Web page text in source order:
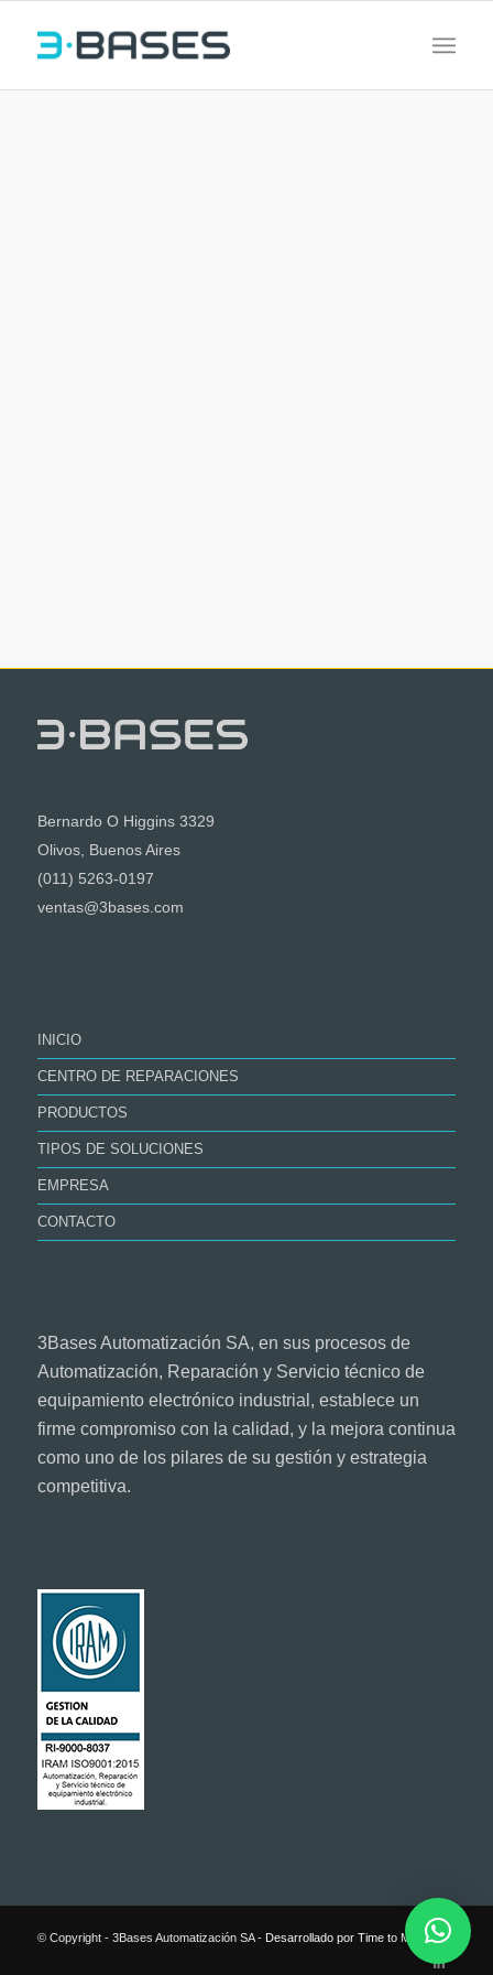
Bernardo O Higgins 3329
Olivos, Buenos Aires
(011) 5263-0197
ventas@3bases.com
INICIO
CENTRO DE REPARACIONES
PRODUCTOS
TIPOS DE SOLUCIONES
EMPRESA
CONTACTO
3Bases Automatización SA, en sus procesos de
Automatización, Reparación y Servicio técnico de
equipamiento electrónico industrial, establece un
firme compromiso con la calidad, y la mejora continua
como uno de los pilares de su gestión y estrategia
competitiva.
© Copyright - 3Bases Automatización SA - Desarrollado por Time to Market